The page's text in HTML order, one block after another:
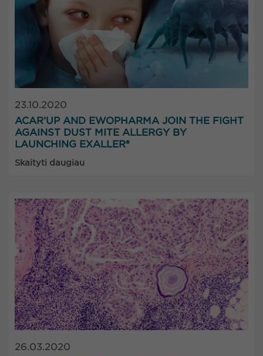
23.10.2020
ACAR’UP AND EWOPHARMA JOIN THE FIGHT
AGAINST DUST MITE ALLERGY BY
LAUNCHING EXALLER®
Skaityti daugiau
26.03.2020